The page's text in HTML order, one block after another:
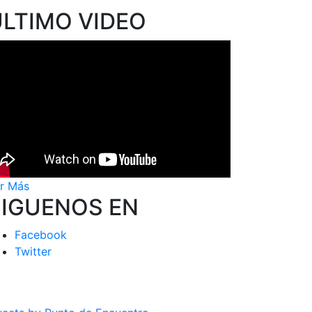
VIDEO
Más
EN
Facebook
Twitter